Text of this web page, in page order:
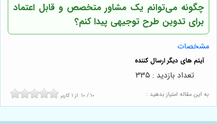
چگونه می‌توانم یک مشاور متخصص و قابل اعتماد
برای تدوین طرح توجیهی پیدا کنم؟
مشخصات
به این مقاله امتیاز بدهید : 10 / 10 از1 کاربر
تعداد بازدید : 335